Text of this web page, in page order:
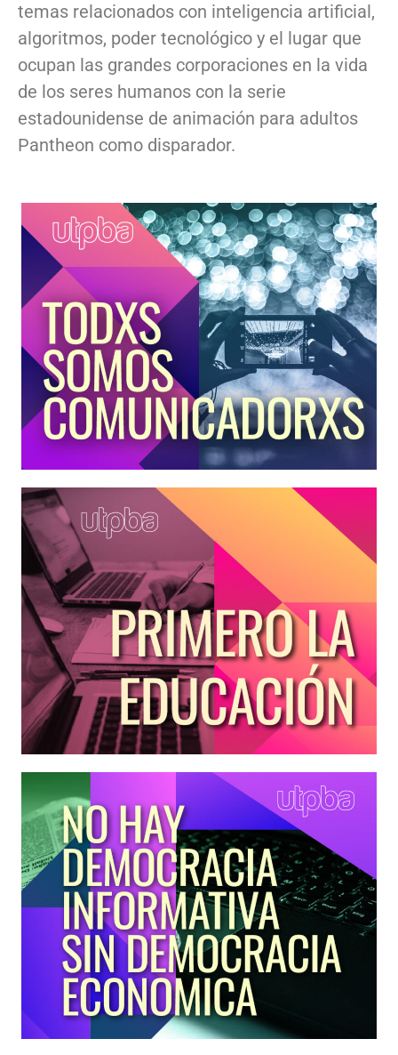
temas relacionados con inteligencia artificial,
algoritmos, poder tecnológico y el lugar que
ocupan las grandes corporaciones en la vida
de los seres humanos con la serie
estadounidense de animación para adultos
Pantheon como disparador.